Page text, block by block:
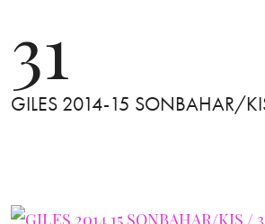
31
GILES 2014-15 SONBAHAR/